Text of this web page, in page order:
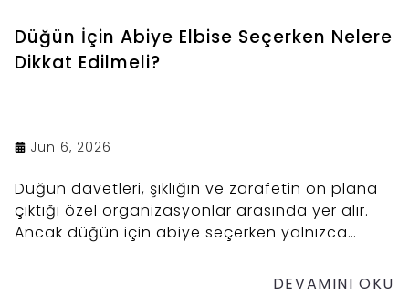
Düğün İçin Abiye Elbise Seçerken Nelere
Dikkat Edilmeli?
Jun 6, 2026
Düğün davetleri, şıklığın ve zarafetin ön plana
çıktığı özel organizasyonlar arasında yer alır.
Ancak düğün için abiye seçerken yalnızca
DEVAMINI OKU